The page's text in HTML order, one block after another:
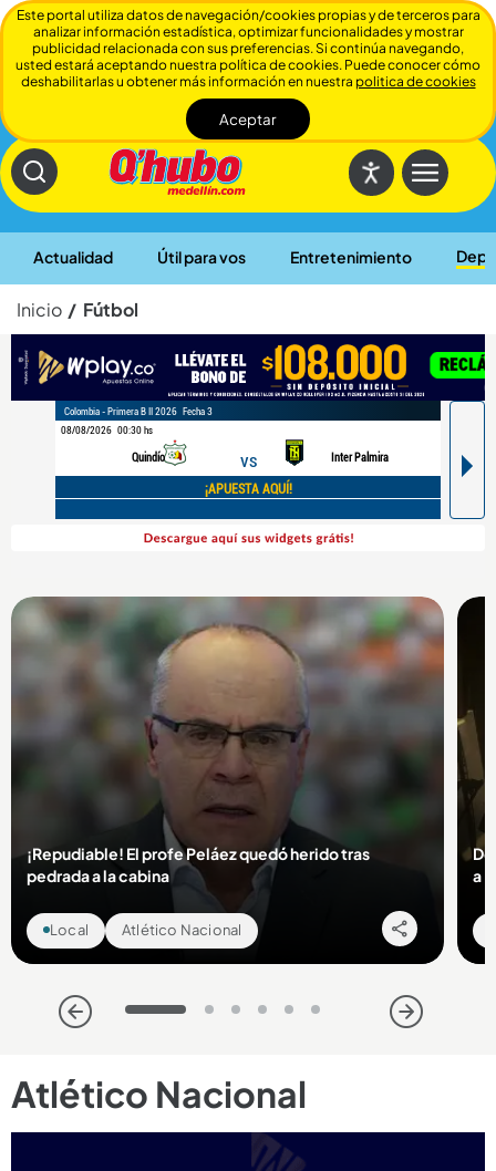
Actualidad Útil para vos Entretenimiento
Cerrar
Inicio Fútbol
¡Repudiable! El profe Peláez quedó herido tras
pedrada a la cabina
Local Atlético Nacional
a
1 2 3 4 5 6
Atlético Nacional
Este portal utiliza datos de navegación/cookies propias y de terceros para
analizar información estadística, optimizar funcionalidades y mostrar
publicidad relacionada con sus preferencias. Si continúa navegando,
usted estará aceptando nuestra política de cookies. Puede conocer cómo
deshabilitarlas u obtener más información en nuestra politica de cookies
Aceptar